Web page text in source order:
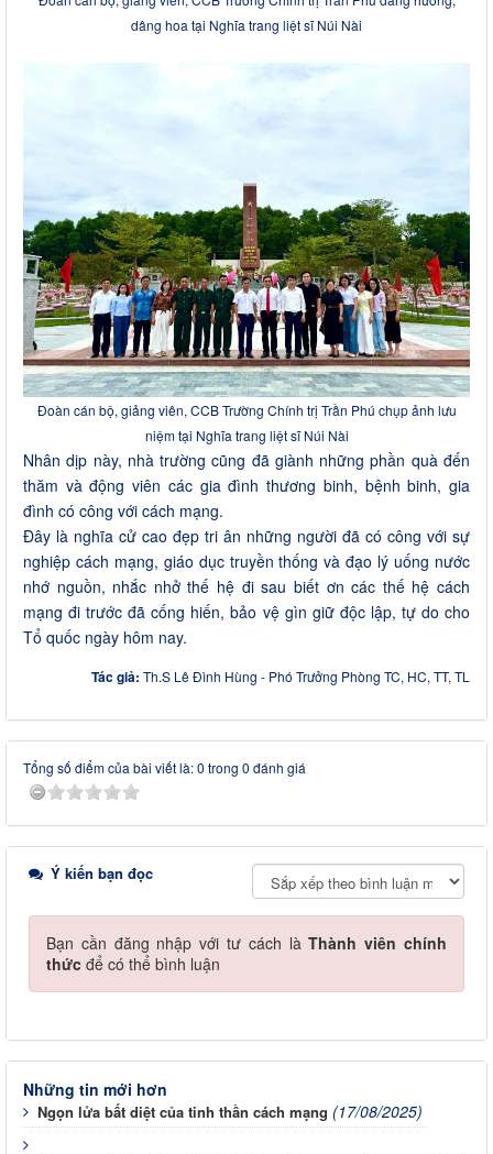
dâng hoa tại Nghĩa trang liệt sĩ Núi Nài
Đoàn cán bộ, giảng viên, CCB Trường Chính trị Trần Phú chụp ảnh lưu
niệm tại Nghĩa trang liệt sĩ Núi Nài
Nhân dịp này, nhà trường cũng đã giành những phần quà đến
thăm và động viên các gia đình thương binh, bệnh binh, gia
đình có công với cách mạng.
Đây là nghĩa cử cao đẹp tri ân những người đã có công với sự
nghiệp cách mạng, giáo dục truyền thống và đạo lý uống nước
nhớ nguồn, nhắc nhở thế hệ đi sau biết ơn các thế hệ cách
mạng đi trước đã cống hiến, bảo vệ gìn giữ độc lập, tự do cho
Tổ quốc ngày hôm nay.
Tác giả: Th.S Lê Đình Hùng - Phó Trưởng Phòng TC, HC, TT, TL
Tổng số điểm của bài viết là: 0 trong 0 đánh giá
Ý kiến bạn đọc
Bạn cần đăng nhập với tư cách làThành viên chính
thức để có thể bình luận
Những tin mới hơn
Ngọn lửa bất diệt của tinh thần cách mạng (17/08/2025)